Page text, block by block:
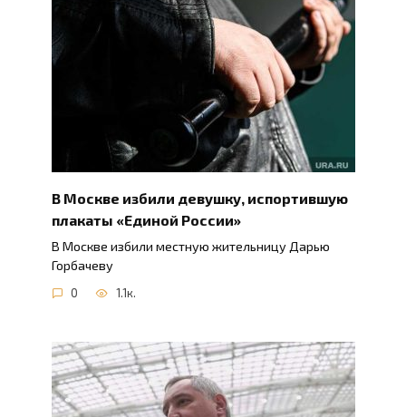
В Москве избили девушку, испортившую
плакаты «Единой России»
В Москве избили местную жительницу Дарью
Горбачеву
0 1.1к.